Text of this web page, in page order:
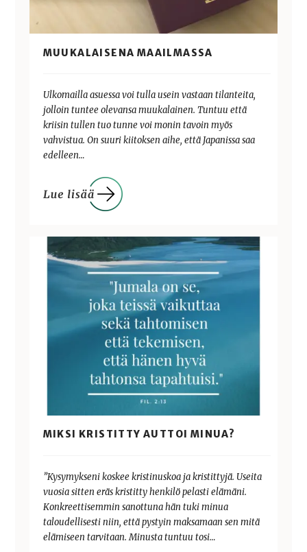
MUUKALAISENA MAAILMASSA
Ulkomailla asuessa voi tulla usein vastaan tilanteita,
jolloin tuntee olevansa muukalainen. Tuntuu että
kriisin tullen tuo tunne voi monin tavoin myös
vahvistua. On suuri kiitoksen aihe, että Japanissa saa
edelleen…
MIKSI KRISTITTY AUTTOI MINUA?
”Kysymykseni koskee kristinuskoa ja kristittyjä. Useita
vuosia sitten eräs kristitty henkilö pelasti elämäni.
Konkreettisemmin sanottuna hän tuki minua
taloudellisesti niin, että pystyin maksamaan sen mitä
elämiseen tarvitaan. Minusta tuntuu tosi…